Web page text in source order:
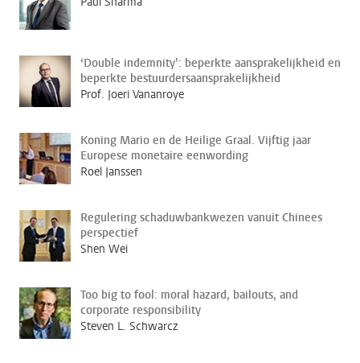
‘Double indemnity’: beperkte aansprakelijkheid en
beperkte bestuurdersaansprakelijkheid
Prof. Joeri Vananroye
Koning Mario en de Heilige Graal. Vijftig jaar
Europese monetaire eenwording
Roel Janssen
Regulering schaduwbankwezen vanuit Chinees
perspectief
Shen Wei
Too big to fool: moral hazard, bailouts, and
corporate responsibility
Steven L. Schwarcz